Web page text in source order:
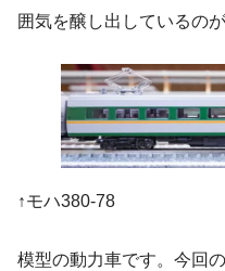
囲気を醸し出しているの
↑モハ380-78
模型の動力車です。今回